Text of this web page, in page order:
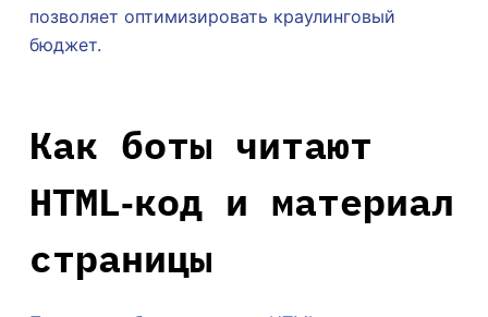
позволяет оптимизировать краулинговый
бюджет.
Как боты читают
HTML‑код и материал
страницы